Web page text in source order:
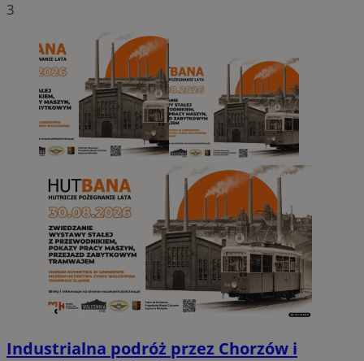
3
Industrialna podróż przez Chorzów i